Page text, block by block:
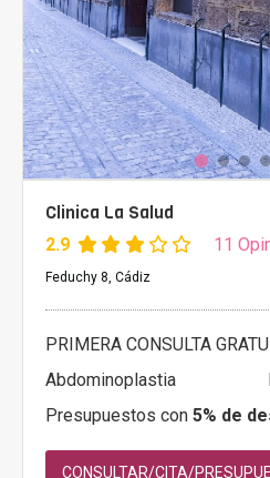
Clinica La Salud
2.9 11
Feduchy 8, Cádiz
PRIMERA CONSULTA
Abdominoplastia
Presupuestos con 5% de
CONSULTAR/CITA/